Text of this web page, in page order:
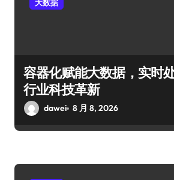
大数据
容器化赋能大数据，实时
行业科技革新
dawei 8 月 8, 2026